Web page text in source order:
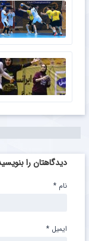
دیدگاهتان را
نام *
ایمیل *